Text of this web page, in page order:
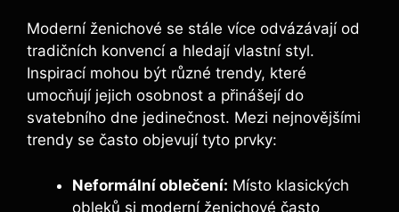
Moderní ženichové se stále více odvázávají od
tradičních konvencí a hledají vlastní styl.
Inspirací mohou být různé trendy, které
umocňují jejich osobnost a přinášejí do
svatebního dne jedinečnost. Mezi nejnovějšími
trendy se často objevují tyto prvky:
Neformální oblečení: Místo klasických
obleků si moderní ženichové často